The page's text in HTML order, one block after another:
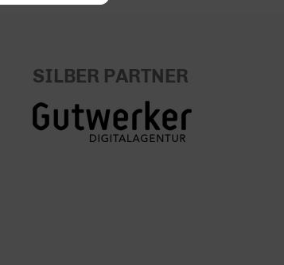
SILBER PARTNER